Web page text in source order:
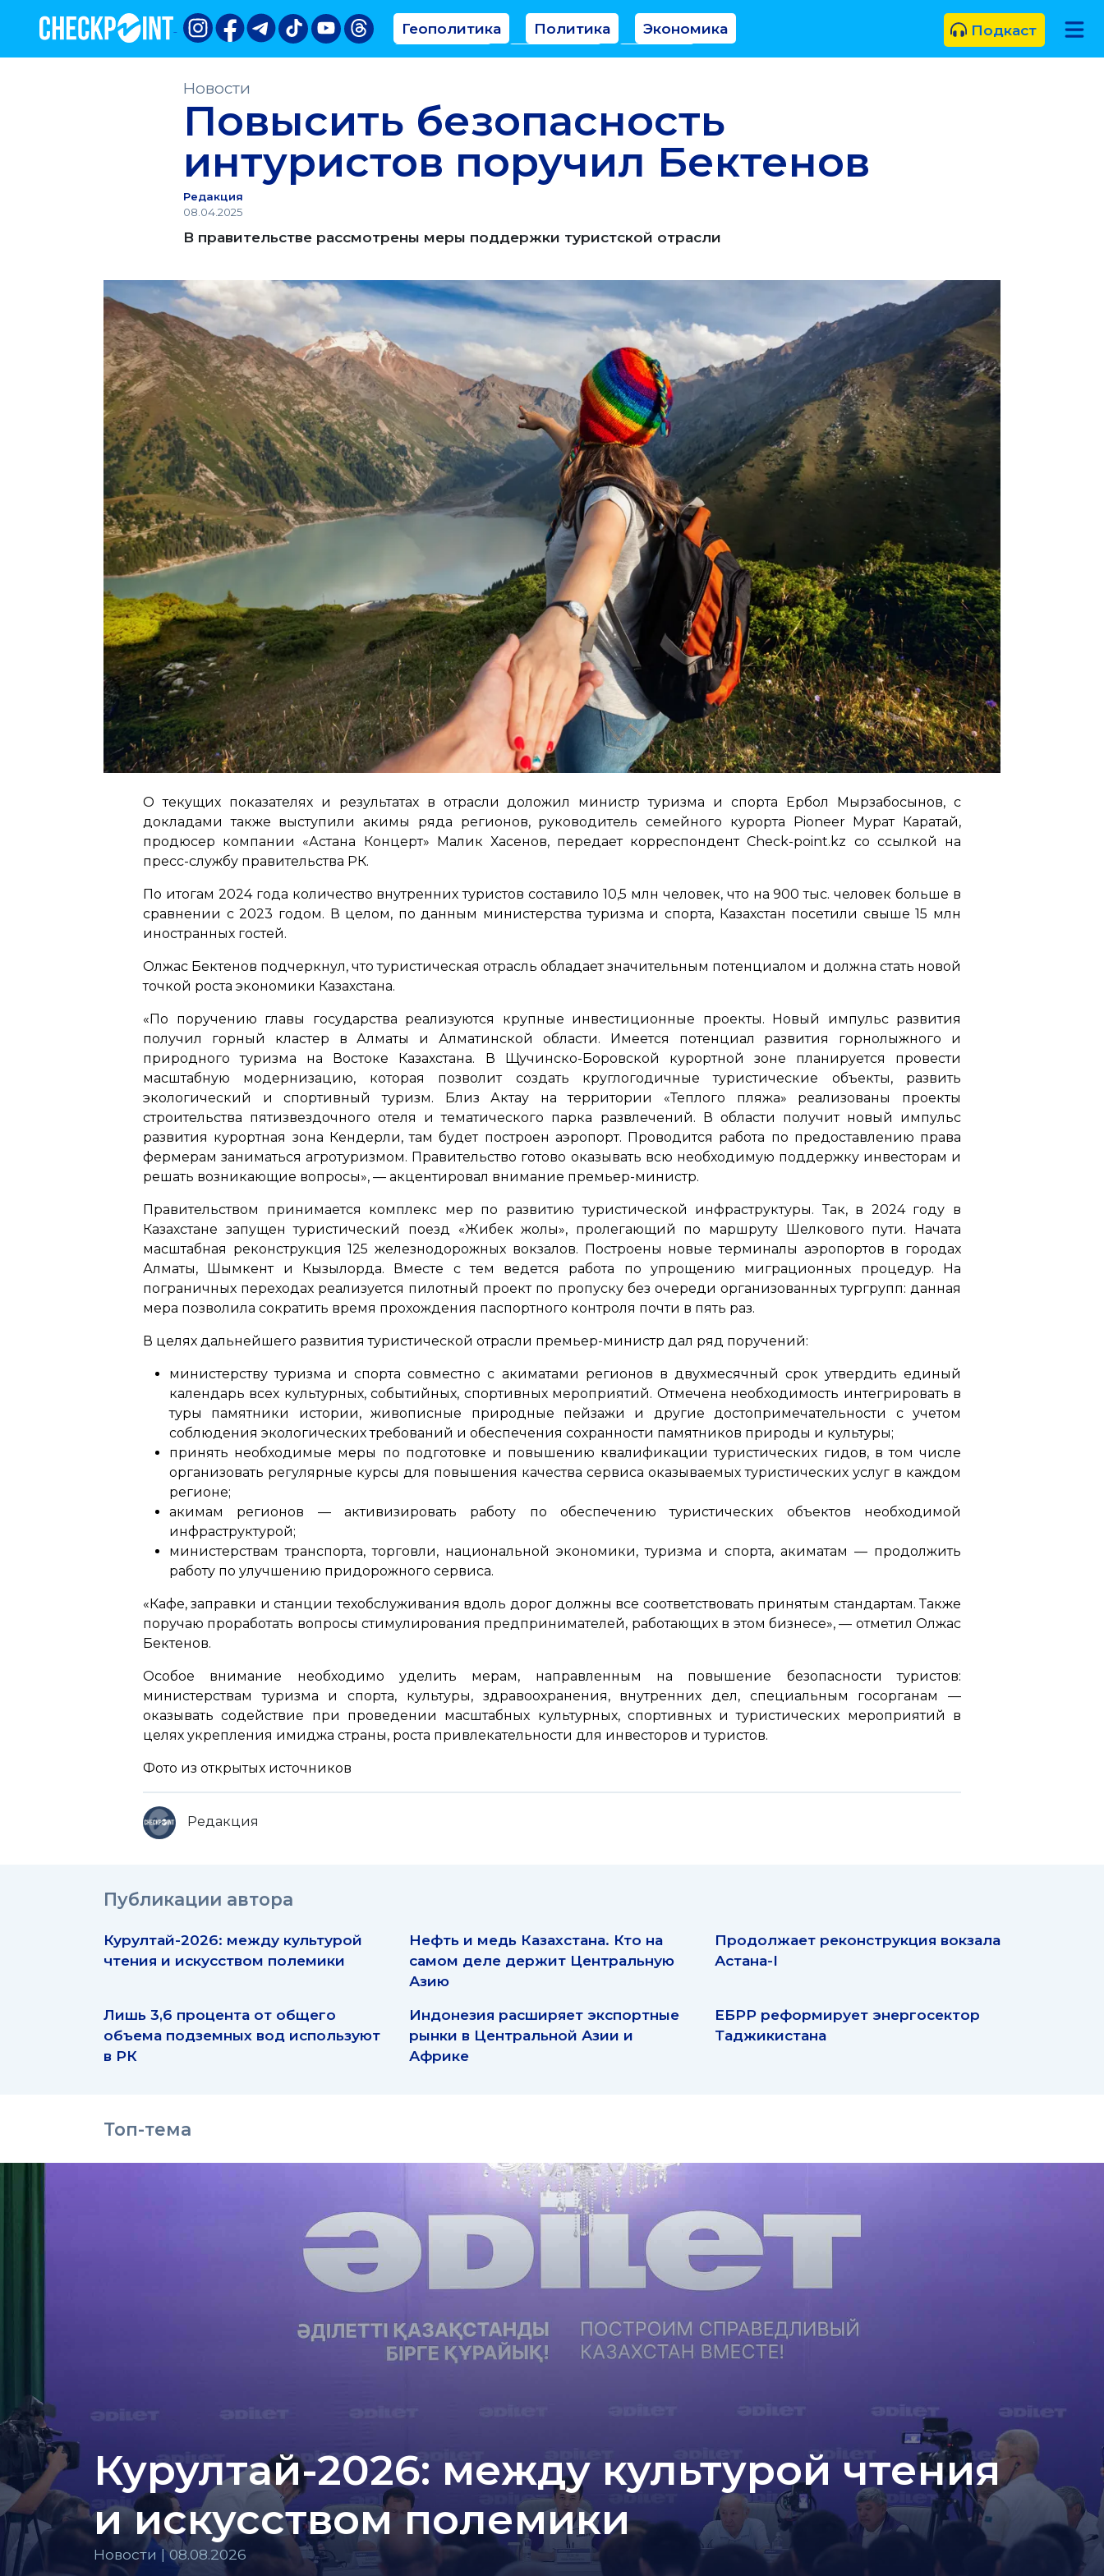
Геополитика Политика
Экономика
Аналитика
Интервью Мнение
Подкаст
Новости
Повысить безопасность
интуристов поручил Бектенов
Редакция
08.04.2025
В правительстве рассмотрены меры поддержки туристской отрасли
О текущих показателях и результатах в отрасли доложил министр туризма и спорта Ербол Мырзабосынов, с
докладами также выступили акимы ряда регионов, руководитель семейного курорта Pioneer Мурат Каратай,
продюсер компании «Астана Концерт» Малик Хасенов, передает корреспондент Check-point.kz со ссылкой на
пресс-службу правительства РК.
По итогам 2024 года количество внутренних туристов составило 10,5 млн человек, что на 900 тыс. человек больше в
сравнении с 2023 годом. В целом, по данным министерства туризма и спорта, Казахстан посетили свыше 15 млн
иностранных гостей.
Олжас Бектенов подчеркнул, что туристическая отрасль обладает значительным потенциалом и должна стать новой
точкой роста экономики Казахстана.
«По поручению главы государства реализуются крупные инвестиционные проекты. Новый импульс развития
получил горный кластер в Алматы и Алматинской области. Имеется потенциал развития горнолыжного и
природного туризма на Востоке Казахстана. В Щучинско-Боровской курортной зоне планируется провести
масштабную модернизацию, которая позволит создать круглогодичные туристические объекты, развить
экологический и спортивный туризм. Близ Актау на территории «Теплого пляжа» реализованы проекты
строительства пятизвездочного отеля и тематического парка развлечений. В области получит новый импульс
развития курортная зона Кендерли, там будет построен аэропорт. Проводится работа по предоставлению права
фермерам заниматься агротуризмом. Правительство готово оказывать всю необходимую поддержку инвесторам и
решать возникающие вопросы», — акцентировал внимание премьер-министр.
Правительством принимается комплекс мер по развитию туристической инфраструктуры. Так, в 2024 году в
Казахстане запущен туристический поезд «Жибек жолы», пролегающий по маршруту Шелкового пути. Начата
масштабная реконструкция 125 железнодорожных вокзалов. Построены новые терминалы аэропортов в городах
Алматы, Шымкент и Кызылорда. Вместе с тем ведется работа по упрощению миграционных процедур. На
пограничных переходах реализуется пилотный проект по пропуску без очереди организованных тургрупп: данная
мера позволила сократить время прохождения паспортного контроля почти в пять раз.
В целях дальнейшего развития туристической отрасли премьер-министр дал ряд поручений:
министерству туризма и спорта совместно с акиматами регионов в двухмесячный срок утвердить единый
календарь всех культурных, событийных, спортивных мероприятий. Отмечена необходимость интегрировать в
туры памятники истории, живописные природные пейзажи и другие достопримечательности с учетом
соблюдения экологических требований и обеспечения сохранности памятников природы и культуры;
принять необходимые меры по подготовке и повышению квалификации туристических гидов, в том числе
организовать регулярные курсы для повышения качества сервиса оказываемых туристических услуг в каждом
регионе;
акимам регионов — активизировать работу по обеспечению туристических объектов необходимой
инфраструктурой;
министерствам транспорта, торговли, национальной экономики, туризма и спорта, акиматам — продолжить
работу по улучшению придорожного сервиса.
«Кафе, заправки и станции техобслуживания вдоль дорог должны все соответствовать принятым стандартам. Также
поручаю проработать вопросы стимулирования предпринимателей, работающих в этом бизнесе»,— отметил Олжас
Бектенов.
Особое внимание необходимо уделить мерам, направленным на повышение безопасности туристов:
министерствам туризма и спорта, культуры, здравоохранения, внутренних дел, специальным госорганам —
оказывать содействие при проведении масштабных культурных, спортивных и туристических мероприятий в
целях укрепления имиджа страны, роста привлекательности для инвесторов и туристов.
Фото из открытых источников
Редакция
Публикации автора
Курултай-2026: между культурой
чтения и искусством полемики
Нефть и медь Казахстана. Кто на
самом деле держит Центральную
Азию
Продолжает реконструкция вокзала
Астана-I
Лишь 3,6 процента от общего
объема подземных вод используют
в РК
Индонезия расширяет экспортные
рынки в Центральной Азии и
Африке
ЕБРР реформирует энергосектор
Таджикистана
Топ-тема
Курултай-2026: между культурой чтения
и искусством полемики
Новости | 08.08.2026